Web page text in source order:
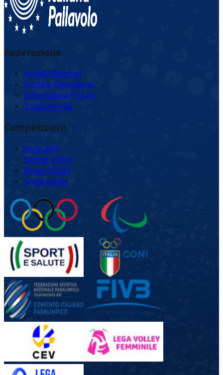
Federazione
Accedi Webmail
Portale Dipendenti
Informativa Privacy
Trasparenza
Competizioni
Serie A/B
Sitting Volley
Beach Volley
Snow Volley